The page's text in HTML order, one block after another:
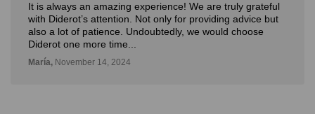
It is always an amazing experience! We are truly grateful
with Diderot’s attention. Not only for providing advice but
also a lot of patience. Undoubtedly, we would choose
Diderot one more time...
María, November 14, 2024